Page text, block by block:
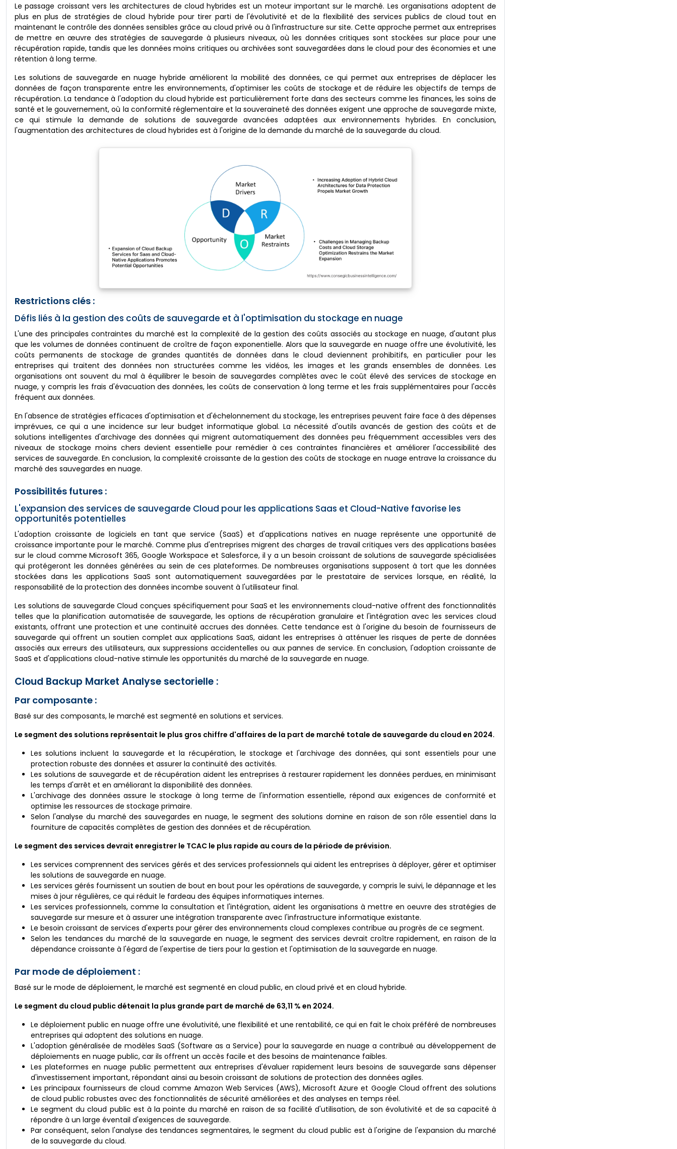
Le passage croissant vers les architectures de cloud hybrides est un moteur important sur le marché. Les organisations adoptent de
plus en plus de stratégies de cloud hybride pour tirer parti de l'évolutivité et de la flexibilité des services publics de cloud tout en
maintenant le contrôle des données sensibles grâce au cloud privé ou à l'infrastructure sur site. Cette approche permet aux entreprises
de mettre en œuvre des stratégies de sauvegarde à plusieurs niveaux, où les données critiques sont stockées sur place pour une
récupération rapide, tandis que les données moins critiques ou archivées sont sauvegardées dans le cloud pour des économies et une
rétention à long terme.
Les solutions de sauvegarde en nuage hybride améliorent la mobilité des données, ce qui permet aux entreprises de déplacer les
données de façon transparente entre les environnements, d'optimiser les coûts de stockage et de réduire les objectifs de temps de
récupération. La tendance à l'adoption du cloud hybride est particulièrement forte dans des secteurs comme les finances, les soins de
santé et le gouvernement, où la conformité réglementaire et la souveraineté des données exigent une approche de sauvegarde mixte,
ce qui stimule la demande de solutions de sauvegarde avancées adaptées aux environnements hybrides. En conclusion,
l'augmentation des architectures de cloud hybrides est à l'origine de la demande du marché de la sauvegarde du cloud.
Restrictions clés :
Défis liés à la gestion des coûts de sauvegarde et à l'optimisation du stockage en nuage
L'une des principales contraintes du marché est la complexité de la gestion des coûts associés au stockage en nuage, d'autant plus
que les volumes de données continuent de croître de façon exponentielle. Alors que la sauvegarde en nuage offre une évolutivité, les
coûts permanents de stockage de grandes quantités de données dans le cloud deviennent prohibitifs, en particulier pour les
entreprises qui traitent des données non structurées comme les vidéos, les images et les grands ensembles de données. Les
organisations ont souvent du mal à équilibrer le besoin de sauvegardes complètes avec le coût élevé des services de stockage en
nuage, y compris les frais d'évacuation des données, les coûts de conservation à long terme et les frais supplémentaires pour l'accès
fréquent aux données.
En l'absence de stratégies efficaces d'optimisation et d'échelonnement du stockage, les entreprises peuvent faire face à des dépenses
imprévues, ce qui a une incidence sur leur budget informatique global. La nécessité d'outils avancés de gestion des coûts et de
solutions intelligentes d'archivage des données qui migrent automatiquement des données peu fréquemment accessibles vers des
niveaux de stockage moins chers devient essentielle pour remédier à ces contraintes financières et améliorer l'accessibilité des
services de sauvegarde. En conclusion, la complexité croissante de la gestion des coûts de stockage en nuage entrave la croissance du
marché des sauvegardes en nuage.
Possibilités futures :
L'expansion des services de sauvegarde Cloud pour les applications Saas et Cloud-Native favorise les
opportunités potentielles
L'adoption croissante de logiciels en tant que service (SaaS) et d'applications natives en nuage représente une opportunité de
croissance importante pour le marché. Comme plus d'entreprises migrent des charges de travail critiques vers des applications basées
sur le cloud comme Microsoft 365, Google Workspace et Salesforce, il y a un besoin croissant de solutions de sauvegarde spécialisées
qui protégeront les données générées au sein de ces plateformes. De nombreuses organisations supposent à tort que les données
stockées dans les applications SaaS sont automatiquement sauvegardées par le prestataire de services lorsque, en réalité, la
responsabilité de la protection des données incombe souvent à l'utilisateur final.
Les solutions de sauvegarde Cloud conçues spécifiquement pour SaaS et les environnements cloud-native offrent des fonctionnalités
telles que la planification automatisée de sauvegarde, les options de récupération granulaire et l'intégration avec les services cloud
existants, offrant une protection et une continuité accrues des données. Cette tendance est à l'origine du besoin de fournisseurs de
sauvegarde qui offrent un soutien complet aux applications SaaS, aidant les entreprises à atténuer les risques de perte de données
associés aux erreurs des utilisateurs, aux suppressions accidentelles ou aux pannes de service. En conclusion, l'adoption croissante de
SaaS et d'applications cloud-native stimule les opportunités du marché de la sauvegarde en nuage.
Cloud Backup Market Analyse sectorielle :
Par composante :
Basé sur des composants, le marché est segmenté en solutions et services.
Le segment des solutions représentait le plus gros chiffre d'affaires de la part de marché totale de sauvegarde du cloud en 2024.
Les solutions incluent la sauvegarde et la récupération, le stockage et l'archivage des données, qui sont essentiels pour une
protection robuste des données et assurer la continuité des activités.
Les solutions de sauvegarde et de récupération aident les entreprises à restaurer rapidement les données perdues, en minimisant
les temps d'arrêt et en améliorant la disponibilité des données.
L'archivage des données assure le stockage à long terme de l'information essentielle, répond aux exigences de conformité et
optimise les ressources de stockage primaire.
Selon l'analyse du marché des sauvegardes en nuage, le segment des solutions domine en raison de son rôle essentiel dans la
fourniture de capacités complètes de gestion des données et de récupération.
Le segment des services devrait enregistrer le TCAC le plus rapide au cours de la période de prévision.
Les services comprennent des services gérés et des services professionnels qui aident les entreprises à déployer, gérer et optimiser
les solutions de sauvegarde en nuage.
Les services gérés fournissent un soutien de bout en bout pour les opérations de sauvegarde, y compris le suivi, le dépannage et les
mises à jour régulières, ce qui réduit le fardeau des équipes informatiques internes.
Les services professionnels, comme la consultation et l'intégration, aident les organisations à mettre en oeuvre des stratégies de
sauvegarde sur mesure et à assurer une intégration transparente avec l'infrastructure informatique existante.
Le besoin croissant de services d'experts pour gérer des environnements cloud complexes contribue au progrès de ce segment.
Selon les tendances du marché de la sauvegarde en nuage, le segment des services devrait croître rapidement, en raison de la
dépendance croissante à l'égard de l'expertise de tiers pour la gestion et l'optimisation de la sauvegarde en nuage.
Par mode de déploiement :
Basé sur le mode de déploiement, le marché est segmenté en cloud public, en cloud privé et en cloud hybride.
Le segment du cloud public détenait la plus grande part de marché de 63,11 % en 2024.
Le déploiement public en nuage offre une évolutivité, une flexibilité et une rentabilité, ce qui en fait le choix préféré de nombreuses
entreprises qui adoptent des solutions en nuage.
L'adoption généralisée de modèles SaaS (Software as a Service) pour la sauvegarde en nuage a contribué au développement de
déploiements en nuage public, car ils offrent un accès facile et des besoins de maintenance faibles.
Les plateformes en nuage public permettent aux entreprises d'évaluer rapidement leurs besoins de sauvegarde sans dépenser
d'investissement important, répondant ainsi au besoin croissant de solutions de protection des données agiles.
Les principaux fournisseurs de cloud comme Amazon Web Services (AWS), Microsoft Azure et Google Cloud offrent des solutions
de cloud public robustes avec des fonctionnalités de sécurité améliorées et des analyses en temps réel.
Le segment du cloud public est à la pointe du marché en raison de sa facilité d'utilisation, de son évolutivité et de sa capacité à
répondre à un large éventail d'exigences de sauvegarde.
Par conséquent, selon l'analyse des tendances segmentaires, le segment du cloud public est à l'origine de l'expansion du marché
de la sauvegarde du cloud.